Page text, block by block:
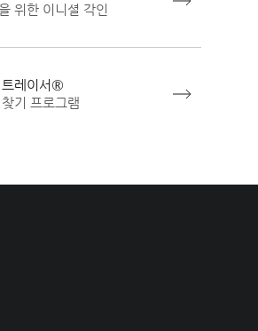
위한 이니셜 각인
트레이서®
기 프로그램